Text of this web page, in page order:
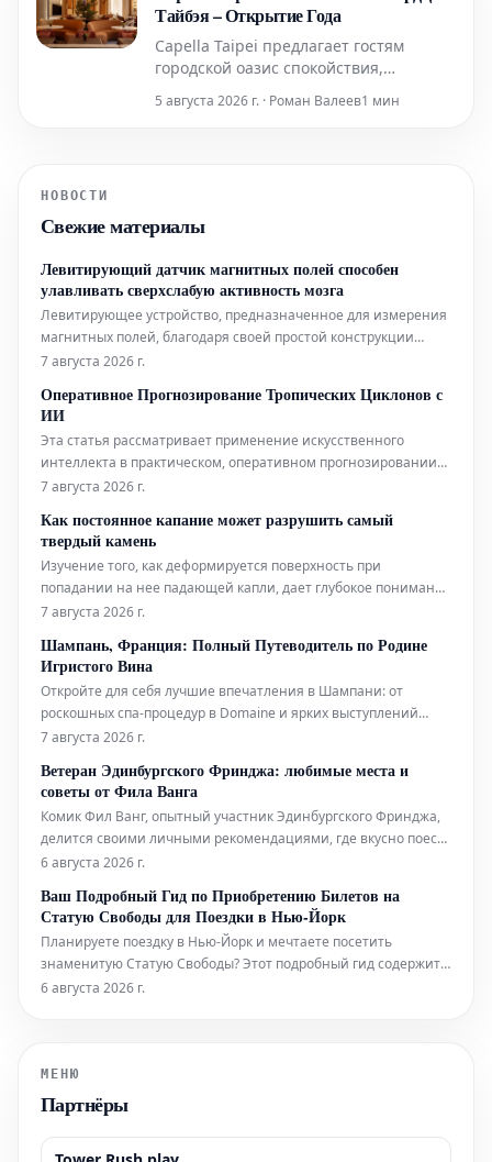
Тайбэя – Открытие Года
Capella Taipei предлагает гостям
городской оазис спокойствия,
насыщенную жизнь города. Это место,
5 августа 2026 г. · Роман Валеев1 мин
НОВОСТИ
Свежие материалы
Левитирующий датчик магнитных полей способен
улавливать сверхслабую активность мозга
Левитирующее устройство, предназначенное для измерения
магнитных полей, благодаря своей простой конструкции
может составить конкуренцию гораздо более сложным
Помимо этого, новый датчик открывает интригующие
перспективы для применения в таких
7 августа 2026 г.
Оперативное Прогнозирование Тропических Циклонов с
ИИ
Эта статья рассматривает применение искусственного
интеллекта в практическом, оперативном прогнозировании
тропических циклонов. Технологии ИИ используются для
суровых погодных явлений.
7 августа 2026 г.
Как постоянное капание может разрушить самый
твердый камень
Изучение того, как деформируется поверхность при
попадании на нее падающей капли, дает глубокое понимание
эрозионной мощи воды.
7 августа 2026 г.
Шампань, Франция: Полный Путеводитель по Родине
Игристого Вина
Откройте для себя лучшие впечатления в Шампани: от
роскошных спа-процедур в Domaine и ярких выступлений
живого хип-хопа до уникальных дегустаций на речных судах.
остановиться в этом легендарном регионе.
7 августа 2026 г.
Ветеран Эдинбургского Фринджа: любимые места и
советы от Фила Ванга
Комик Фил Ванг, опытный участник Эдинбургского Фринджа,
делится своими личными рекомендациями, где вкусно поесть
и выпить во время фестиваля в этом году. Он также указывает
забронировать.
6 августа 2026 г.
Ваш Подробный Гид по Приобретению Билетов на
Статую Свободы для Поездки в Нью-Йорк
Планируете поездку в Нью-Йорк и мечтаете посетить
знаменитую Статую Свободы? Этот подробный гид содержит
всю необходимую информацию, которая поможет вам легко
6 августа 2026 г.
МЕНЮ
Партнёры